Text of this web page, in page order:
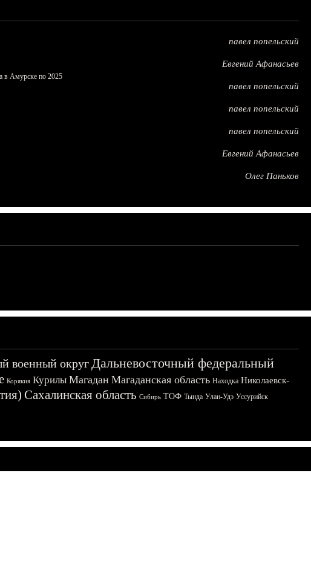
павел попельский
Евгений Афанасьев
в Амурске по 2025
павел попельский
павел попельский
павел попельский
Евгений Афанасьев
Олег Паньков
военный округДальневосточный федеральный
Корякия Курилы Магадан Магаданская область Находка Николаевск-
Сахалинская область Сибирь ТОФ Тында Улан-Удэ Уссурийск